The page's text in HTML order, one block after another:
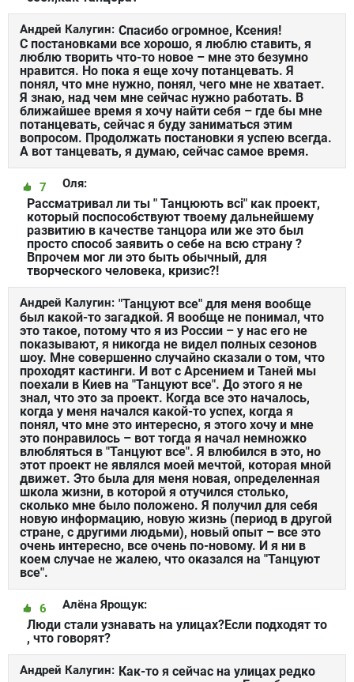
Андрей Калугин: Спасибо огромное, Ксения!
С постановками все хорошо, я люблю ставить, я
люблю творить что-то новое – мне это безумно
нравится. Но пока я еще хочу потанцевать. Я
понял, что мне нужно, понял, чего мне не хватает.
Я знаю, над чем мне сейчас нужно работать. В
ближайшее время я хочу найти себя – где бы мне
потанцевать, сейчас я буду заниматься этим
вопросом. Продолжать постановки я успею всегда.
А вот танцевать, я думаю, сейчас самое время.
Оля:
7
Рассматривал ли ты " Танцюють всі" как проект,
который поспособствуют твоему дальнейшему
развитию в качестве танцора или же это был
просто способ заявить о себе на всю страну ?
Впрочем мог ли это быть обычный, для
творческого человека, кризис?!
Андрей Калугин: "Танцуют все" для меня вообще
был какой-то загадкой. Я вообще не понимал, что
это такое, потому что я из России – у нас его не
показывают, я никогда не видел полных сезонов
шоу. Мне совершенно случайно сказали о том, что
проходят кастинги. И вот с Арсением и Таней мы
поехали в Киев на "Танцуют все". До этого я не
знал, что это за проект. Когда все это началось,
когда у меня начался какой-то успех, когда я
понял, что мне это интересно, я этого хочу и мне
это понравилось – вот тогда я начал немножко
влюбляться в "Танцуют все". Я влюбился в это, но
этот проект не являлся моей мечтой, которая мной
движет. Это была для меня новая, определенная
школа жизни, в которой я отучился столько,
сколько мне было положено. Я получил для себя
новую информацию, новую жизнь (период в другой
стране, с другими людьми), новый опыт – все это
очень интересно, все очень по-новому. И я ни в
коем случае не жалею, что оказался на "Танцуют
все".
Алёна Ярощук:
6
Люди стали узнавать на улицах?Если подходят то
, что говорят?
Андрей Калугин: Как-то я сейчас на улицах редко